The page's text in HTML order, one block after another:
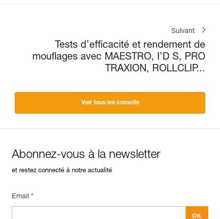
Suivant
Tests d’efficacité et rendement de
mouflages avec MAESTRO, I’D S, PRO
TRAXION, ROLLCLIP...
Voir tous les conseils
Abonnez-vous à la newsletter
et restez connecté à notre actualité
Email *